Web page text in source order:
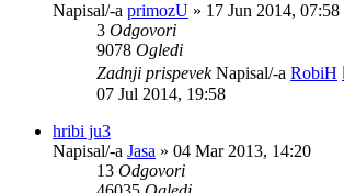
Napisal/-a primozU » 17 Jun 2014, 07:58
3 Odgovori
9078 Ogledi
Zadnji prispevekNapisal/-a RobiH
07 Jul 2014, 19:58
hribi ju3
Napisal/-a Jasa » 04 Mar 2013, 14:20
13 Odgovori